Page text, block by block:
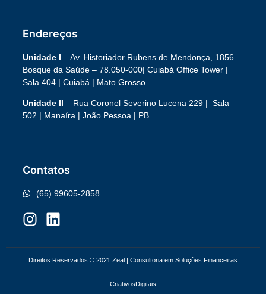
Endereços
Unidade I – Av. Historiador Rubens de Mendonça, 1856 –
Bosque da Saúde – 78.050-000| Cuiabá Office Tower |
Sala 404 | Cuiabá | Mato Grosso
Unidade II – Rua Coronel Severino Lucena 229 | Sala
502 | Manaíra | João Pessoa | PB
Contatos
(65) 99605-2858
Direitos Reservados © 2021 Zeal | Consultoria em Soluções Financeiras
CriativosDigitais